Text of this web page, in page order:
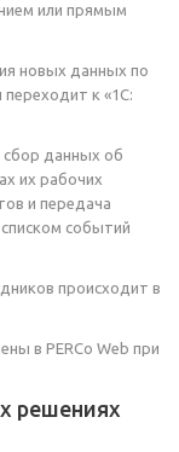
или прямым
новых данных по
переходит к «1С:
сбор данных об
их рабочих
и передача
событий
происходит в
в PERCo Web при
решениях